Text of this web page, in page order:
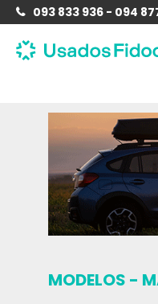
093 833 936 - 094
MODELOS -